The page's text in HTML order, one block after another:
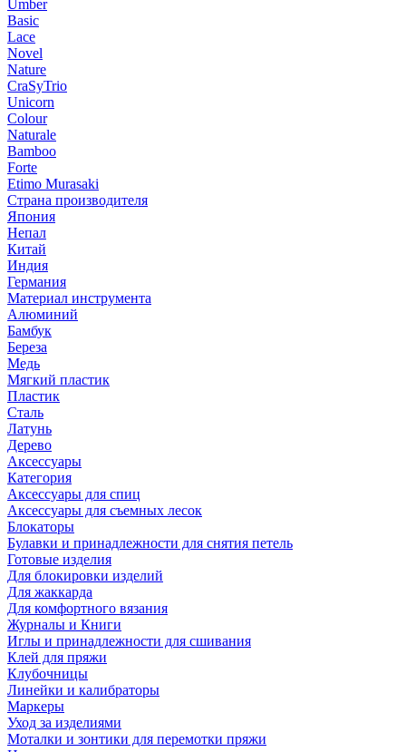
Umber
Basic
Lace
Novel
Nature
CraSyTrio
Unicorn
Colour
Naturale
Bamboo
Forte
Etimo Murasaki
Страна производителя
Япония
Непал
Китай
Индия
Германия
Материал инструмента
Алюминий
Бамбук
Береза
Медь
Мягкий пластик
Пластик
Сталь
Латунь
Дерево
Аксессуары
Категория
Аксессуары для спиц
Аксессуары для съемных лесок
Блокаторы
Булавки и принадлежности для снятия петель
Готовые изделия
Для блокировки изделий
Для жаккарда
Для комфортного вязания
Журналы и Книги
Иглы и принадлежности для сшивания
Клей для пряжи
Клубочницы
Линейки и калибраторы
Маркеры
Уход за изделиями
Моталки и зонтики для перемотки пряжи